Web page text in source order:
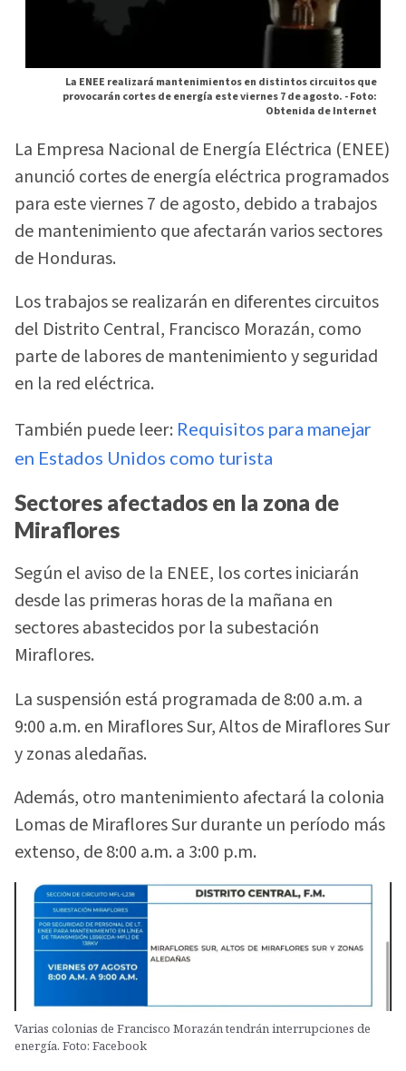
La ENEE realizará mantenimientos en distintos circuitos que
provocarán cortes de energía este viernes 7 de agosto. -Foto:
Obtenida de Internet
La Empresa Nacional de Energía Eléctrica (ENEE)
anunció cortes de energía eléctrica programados
para este viernes 7 de agosto, debido a trabajos
de mantenimiento que afectarán varios sectores
de Honduras.
Los trabajos se realizarán en diferentes circuitos
del Distrito Central, Francisco Morazán, como
parte de labores de mantenimiento y seguridad
en la red eléctrica.
También puede leer: Requisitos para manejar
en Estados Unidos como turista
Sectores afectados en la zona de
Miraflores
Según el aviso de la ENEE, los cortes iniciarán
desde las primeras horas de la mañana en
sectores abastecidos por la subestación
Miraflores.
La suspensión está programada de 8:00 a.m. a
9:00 a.m. en Miraflores Sur, Altos de Miraflores Sur
y zonas aledañas.
Además, otro mantenimiento afectará la colonia
Lomas de Miraflores Sur durante un período más
extenso, de 8:00 a.m. a 3:00 p.m.
Varias colonias de Francisco Morazán tendrán interrupciones de
energía. Foto: Facebook